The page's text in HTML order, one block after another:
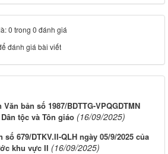
0 trong 0 đánh giá
đánh giá bài viết
bản số 1987/BDTTG-VPQGDTMN
tộc và Tôn giáo (16/09/2025)
679/DTKV.II-QLH ngày 05/9/2025 của
khu vực II (16/09/2025)